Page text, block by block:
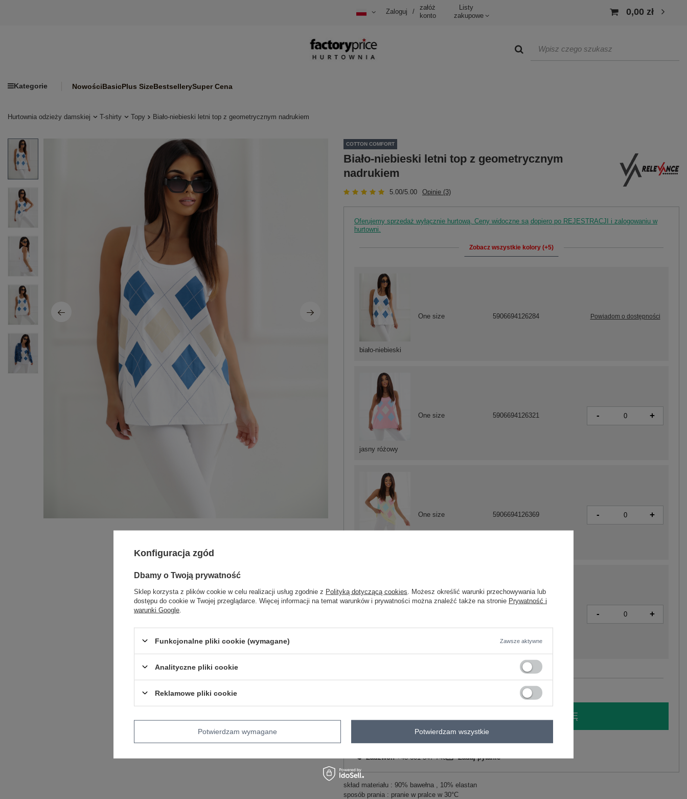
Zaloguj /
załóż
konto
Listy
zakupowe
0,00 zł
Kategorie NowościBasicPlus SizeBestsellerySuper Cena
Hurtownia odzieży damskiej T-shirty Topy Biało-niebieski letni top z geometrycznym nadrukiem
COTTON COMFORT
Biało-niebieski letni top z geometrycznym
nadrukiem
5.00/5.00 Opinie (3)
Oferujemy sprzedaż wyłącznie hurtową. Ceny widoczne są dopiero po REJESTRACJI i zalogowaniu w
hurtowni.
Zobacz wszystkie kolory (+5)
jasny różowy
One size 5906694126321 - +
One size 5906694126369 - +
- +
biało-niebieski
One size 5906694126284 Powiadom o dostępności
ZALOGUJ SIĘ I ZOBACZ CENĘ
Masz pytanie? Chętnie pomożemy.
Zadzwoń+48 601 547 740 Zadaj pytanie
skład materiału : 90% bawełna , 10% elastan
sposób prania : pranie w pralce w 30°C
Konfiguracja zgód
Dbamy o Twoją prywatność
Sklep korzysta z plików cookie w celu realizacji usług zgodnie z Polityką dotyczącą cookies . Możesz określić warunki przechowywania lub
dostępu do cookie w Twojej przeglądarce. Więcej informacji na temat warunków i prywatności można znaleźć także na stronie Prywatność i
warunki Google
Funkcjonalne pliki cookie (wymagane) Zawsze aktywne
Analityczne pliki cookie
Reklamowe pliki cookie
Potwierdzam wymagane Potwierdzam wszystkie